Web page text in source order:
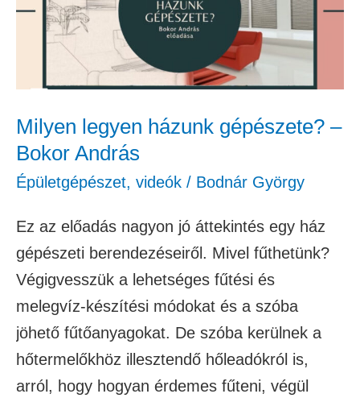
Milyen legyen házunk gépészete? –
Bokor András
Épületgépészet, videók / Bodnár György
Ez az előadás nagyon jó áttekintés egy ház
gépészeti berendezéseiről. Mivel fűthetünk?
Végigvesszük a lehetséges fűtési és
melegvíz-készítési módokat és a szóba
jöhető fűtőanyagokat. De szóba kerülnek a
hőtermelőkhöz illesztendő hőleadókról is,
arról, hogy hogyan érdemes fűteni, végül
gépészete?
András